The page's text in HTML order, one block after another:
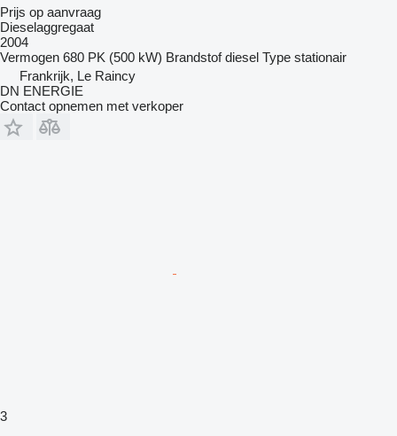
Prijs op aanvraag
Dieselaggregaat
2004
Vermogen 680 PK (500 kW) Brandstof diesel Type stationair
Frankrijk, Le Raincy
DN ENERGIE
Contact opnemen met verkoper
3